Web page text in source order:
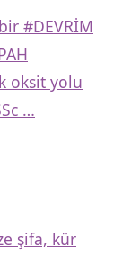
#DEVRİM
oksit yolu
…
şifa, kür